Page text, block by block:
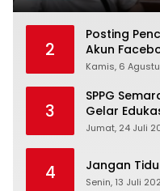
2
Posting
Akun
Rembang
Kamis, 6
3
SPPG
Gelar
Peringati
Jumat, 24 Juli
4 Jangan
Senin, 13 Juli